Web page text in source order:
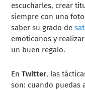
escucharles, crear
siempre con una
saber su grado de
emoticonos y
un buen regalo.
EnTwitter, las
son: cuando puedas